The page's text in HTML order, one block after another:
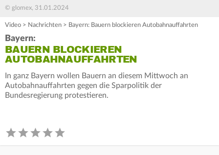
© glomex, 31.01.2024
Video > Nachrichten > Bayern: Bauern blockieren Autobahnauffahrten
Bayern:
BAUERN BLOCKIEREN
AUTOBAHNAUFFAHRTEN
In ganz Bayern wollen Bauern an diesem Mittwoch an
Autobahnauffahrten gegen die Sparpolitik der
Bundesregierung protestieren.